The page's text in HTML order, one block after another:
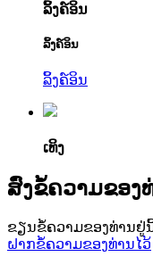
ລິ້ງຄ໌ອິນ
ລິ້ງຄ໌ອິນ
ລິ້ງຄ໌ອິນ
ເທິງ
ສົ່ງຂໍ້ຄວາມຂອງ
ຂຽນຂໍ້ຄວາມຂອງທ່ານຢູ່
ຝາກຂໍ້ຄວາມຂອງທ່ານໄວ້